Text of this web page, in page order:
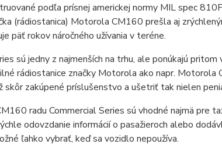
podľa prísnej americkej normy MIL spec
(rádiostanica) Motorola CM160 prešla aj
rokov náročného užívania v teréne.
sú jedny z najmenších na trhu, ale ponúkajú
rádiostanice značky Motorola ako napr. Motorola
zakúpené príslušenstvo a ušetriť tak nielen
radu Commercial Series sú vhodné najmä pre
odovzdanie informácií o pasažieroch alebo
ľahko vybrať, keď sa vozidlo nepoužíva.